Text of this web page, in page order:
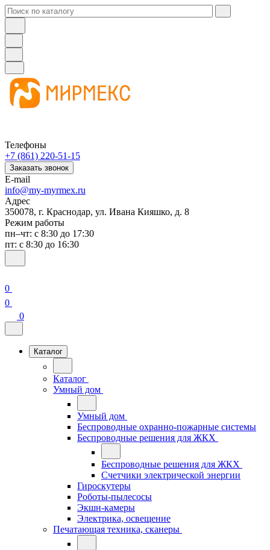
Телефоны
+7 (861) 220-51-15
Заказать звонок
E-mail
info@my-myrmex.ru
Адрес
350078, г. Краснодар, ул. Ивана Кияшко, д. 8
Режим работы
пн–чт: с 8:30 до 17:30
пт: с 8:30 до 16:30
0
0
0
Каталог
Каталог
Умный дом
Умный дом
Беспроводные охранно-пожарные системы
Беспроводные решения для ЖКХ
Беспроводные решения для ЖКХ
Счетчики электрической энергии
Гироскутеры
Роботы-пылесосы
Экшн-камеры
Электрика, освещение
Печатающая техника, сканеры